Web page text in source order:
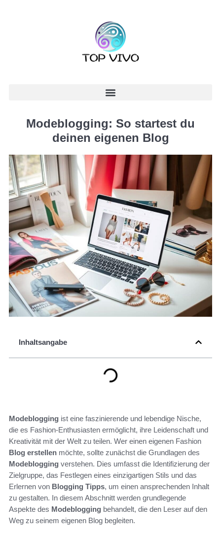
Modeblogging: So startest du
deinen eigenen Blog
Inhaltsangabe
Modeblogging ist eine faszinierende und lebendige Nische,
die es Fashion-Enthusiasten ermöglicht, ihre Leidenschaft und
Kreativität mit der Welt zu teilen. Wer einen eigenen Fashion
Blog erstellen möchte, sollte zunächst die Grundlagen des
Modeblogging verstehen. Dies umfasst die Identifizierung der
Zielgruppe, das Festlegen eines einzigartigen Stils und das
Erlernen von Blogging Tipps, um einen ansprechenden Inhalt
zu gestalten. In diesem Abschnitt werden grundlegende
Aspekte des Modeblogging behandelt, die den Leser auf den
Weg zu seinem eigenen Blog begleiten.